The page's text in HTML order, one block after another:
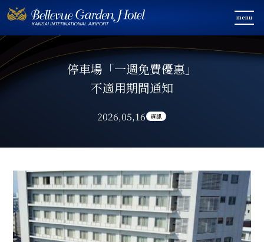
停車場「一週免費優惠」
不適用期間通知
2026,05,16 資訊